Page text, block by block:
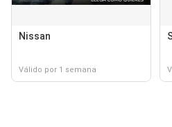
Nissan
Válido por 1 semana